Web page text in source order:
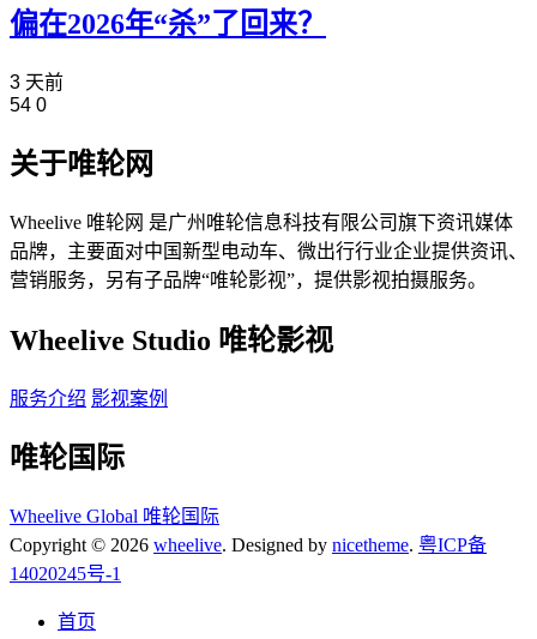
偏在2026年“杀”了回来？
3 天前
54 0
关于唯轮网
Wheelive 唯轮网 是广州唯轮信息科技有限公司旗下资讯媒体
品牌，主要面对中国新型电动车、微出行行业企业提供资讯、
营销服务，另有子品牌“唯轮影视”，提供影视拍摄服务。
Wheelive Studio 唯轮影视
服务介绍 影视案例
唯轮国际
Wheelive Global 唯轮国际
Copyright © 2026 wheelive. Designed by nicetheme. 粤ICP备
14020245号-1
首页